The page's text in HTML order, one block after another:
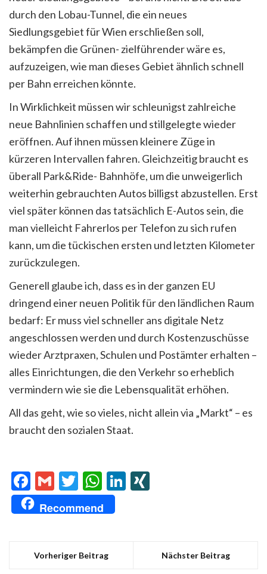
durch den Lobau-Tunnel, die ein neues
Siedlungsgebiet für Wien erschließen soll,
bekämpfen die Grünen- zielführender wäre es,
aufzuzeigen, wie man dieses Gebiet ähnlich schnell
per Bahn erreichen könnte.
In Wirklichkeit müssen wir schleunigst zahlreiche
neue Bahnlinien schaffen und stillgelegte wieder
eröffnen. Auf ihnen müssen kleinere Züge in
kürzeren Intervallen fahren. Gleichzeitig braucht es
überall Park&Ride- Bahnhöfe, um die unweigerlich
weiterhin gebrauchten Autos billigst abzustellen. Erst
viel später können das tatsächlich E-Autos sein, die
man vielleicht Fahrerlos per Telefon zu sich rufen
kann, um die tückischen ersten und letzten Kilometer
zurückzulegen.
Generell glaube ich, dass es in der ganzen EU
dringend einer neuen Politik für den ländlichen Raum
bedarf: Er muss viel schneller ans digitale Netz
angeschlossen werden und durch Kostenzuschüsse
wieder Arztpraxen, Schulen und Postämter erhalten –
alles Einrichtungen, die den Verkehr so erheblich
vermindern wie sie die Lebensqualität erhöhen.
All das geht, wie so vieles, nicht allein via „Markt“ – es
braucht den sozialen Staat.
Facebook
GmailTwitter
WhatsApp
LinkedIn
Recommend
Vorheriger Beitrag Nächster Beitrag